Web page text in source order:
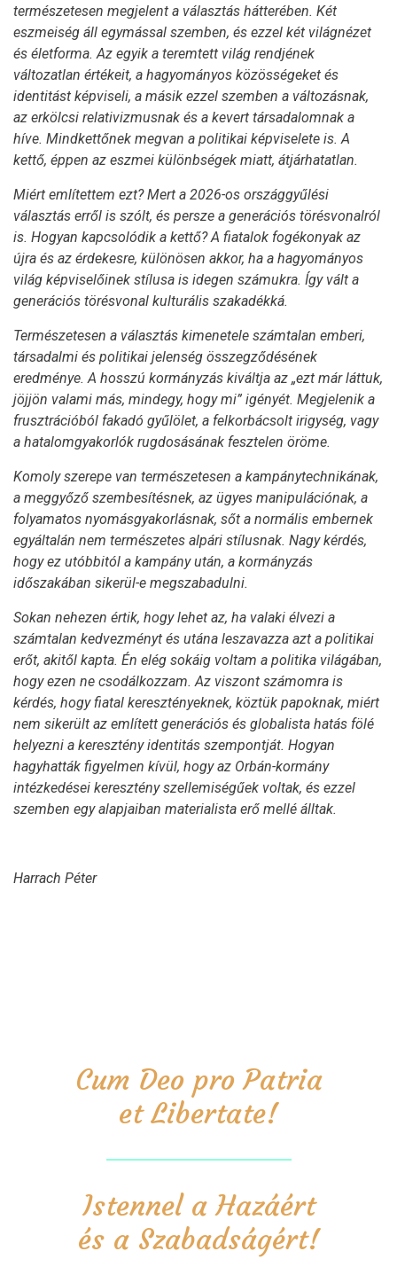
természetesen megjelent a választás hátterében. Két
eszmeiség áll egymással szemben, és ezzel két világnézet
és életforma. Az egyik a teremtett világ rendjének
változatlan értékeit, a hagyományos közösségeket és
identitást képviseli, a másik ezzel szemben a változásnak,
az erkölcsi relativizmusnak és a kevert társadalomnak a
híve. Mindkettőnek megvan a politikai képviselete is. A
kettő, éppen az eszmei különbségek miatt, átjárhatatlan.
Miért említettem ezt? Mert a 2026-os országgyűlési
választás erről is szólt, és persze a generációs törésvonalról
is. Hogyan kapcsolódik a kettő? A fiatalok fogékonyak az
újra és az érdekesre, különösen akkor, ha a hagyományos
világ képviselőinek stílusa is idegen számukra. Így vált a
generációs törésvonal kulturális szakadékká.
Természetesen a választás kimenetele számtalan emberi,
társadalmi és politikai jelenség összegződésének
eredménye. A hosszú kormányzás kiváltja az „ezt már láttuk,
jöjjön valami más, mindegy, hogy mi” igényét. Megjelenik a
frusztrációból fakadó gyűlölet, a felkorbácsolt irigység, vagy
a hatalomgyakorlók rugdosásának fesztelen öröme.
Komoly szerepe van természetesen a kampánytechnikának,
a meggyőző szembesítésnek, az ügyes manipulációnak, a
folyamatos nyomásgyakorlásnak, sőt a normális embernek
egyáltalán nem természetes alpári stílusnak. Nagy kérdés,
hogy ez utóbbitól a kampány után, a kormányzás
időszakában sikerül-e megszabadulni.
Sokan nehezen értik, hogy lehet az, ha valaki élvezi a
számtalan kedvezményt és utána leszavazza azt a politikai
erőt, akitől kapta. Én elég sokáig voltam a politika világában,
hogy ezen ne csodálkozzam. Az viszont számomra is
kérdés, hogy fiatal keresztényeknek, köztük papoknak, miért
nem sikerült az említett generációs és globalista hatás fölé
helyezni a keresztény identitás szempontját. Hogyan
hagyhatták figyelmen kívül, hogy az Orbán-kormány
intézkedései keresztény szellemiségűek voltak, és ezzel
szemben egy alapjaiban materialista erő mellé álltak.
Harrach Péter
Cum Deo pro Patria
et Libertate!
Istennel a Hazáért
és a Szabadságért!